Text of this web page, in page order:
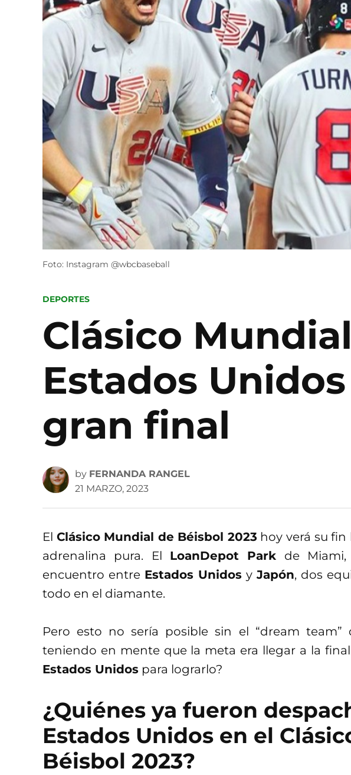
Foto: Instagram @wbcbaseball
POSTED
DEPORTES
Clásico
Estados
gran final
by FERNANDA RANGEL
21 MARZO, 2023
El Clásico Mundial de Béisbol 2023 hoy verá su
adrenalina pura. El LoanDepot Park de
encuentro entre Estados Unidos y Japón, dos
todo en el diamante.
Pero esto no sería posible sin el “dream team”
teniendo en mente que la meta era llegar a la
Estados Unidos para lograrlo?
¿Quiénes ya fueron
Estados Unidos en el
Béisbol 2023?